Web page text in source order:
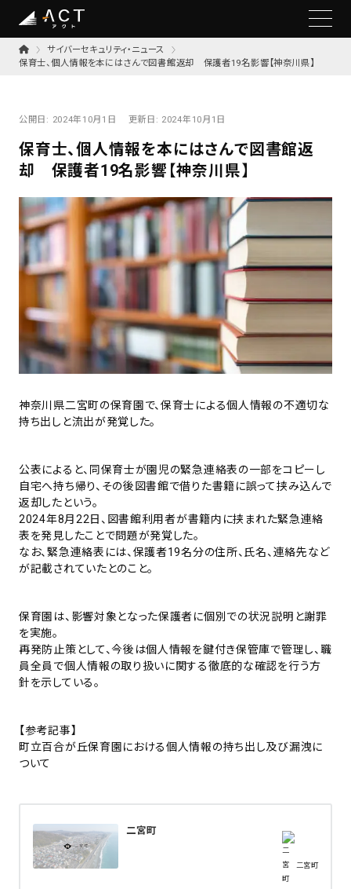
サイバーセキュリティ・ニュース
保育士、個人情報を本にはさんで図書館返却 保護者19名影響【神奈川県】
公開日: 2024年10月1日 更新日: 2024年10月1日
保育士、個人情報を本にはさんで図書館返
却 保護者19名影響【神奈川県】
神奈川県二宮町の保育園で、保育士による個人情報の不適切な
持ち出しと流出が発覚した。
公表によると、同保育士が園児の緊急連絡表の一部をコピーし
自宅へ持ち帰り、その後図書館で借りた書籍に誤って挟み込んで
返却したという。
2024年8月22日、図書館利用者が書籍内に挟まれた緊急連絡
表を発見したことで問題が発覚した。
なお、緊急連絡表には、保護者19名分の住所、氏名、連絡先など
が記載されていたとのこと。
保育園は、影響対象となった保護者に個別での状況説明と謝罪
を実施。
再発防止策として、今後は個人情報を鍵付き保管庫で管理し、職
員全員で個人情報の取り扱いに関する徹底的な確認を行う方
針を示している。
【参考記事】
町立百合が丘保育園における個人情報の持ち出し及び漏洩に
ついて
二宮町
二宮町